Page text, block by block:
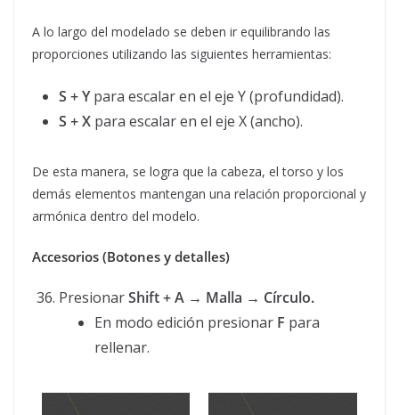
A lo largo del modelado se deben ir equilibrando las
proporciones utilizando las siguientes herramientas:
S + Ypara escalar en el eje Y (profundidad).
S + X para escalar en el eje X (ancho).
De esta manera, se logra que la cabeza, el torso y los
demás elementos mantengan una relación proporcional y
armónica dentro del modelo.
Accesorios (Botones y detalles)
PresionarShift + A → Malla → Círculo.
En modo edición presionar F para
rellenar.